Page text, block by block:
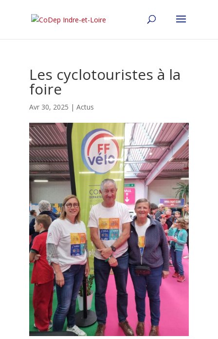
Les cyclotouristes à la
foire
Avr 30, 2025 | Actus